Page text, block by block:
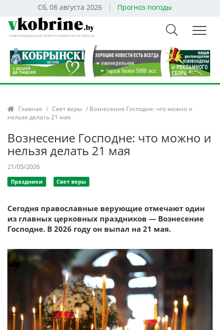
Сб, 08 августа 2026 Прогноз погоды
Главная / Свет веры / Вознесение Господне: что можно и
нельзя делать 21 мая
Вознесение Господне: что можно и
нельзя делать 21 мая
21/05/2026
Праздники Свет веры
Сегодня православные верующие отмечают один
из главных церковных праздников — Вознесение
Господне. В 2026 году он выпал на 21 мая.